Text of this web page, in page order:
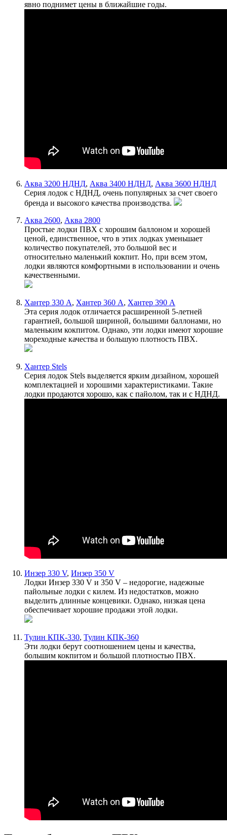
явно поднимет цены в ближайшие годы.
Аква 3200 НДНД, Аква 3400 НДНД, Аква 3600 НДНД
Серия лодок с НДНД, очень популярных за счет своего
бренда и высокого качества производства.
Аква 2600, Аква 2800
Простые лодки ПВХ с хорошим баллоном и хорошей
ценой, единственное, что в этих лодках уменьшает
количество покупателей, это большой вес и
относительно маленький кокпит. Но, при всем этом,
лодки являются комфортными в использовании и очень
качественными.
Хантер 330 А, Хантер 360 А, Хантер 390 А
Эта серия лодок отличается расширенной 5-летней
гарантией, большой шириной, большими баллонами, но
маленьким кокпитом. Однако, эти лодки имеют хорошие
мореходные качества и большую плотность ПВХ.
Хантер Stels
Серия лодок Stels выделяется ярким дизайном, хорошей
комплектацией и хорошими характеристиками. Такие
лодки продаются хорошо, как с пайолом, так и с НДНД.
Инзер 330 V, Инзер 350 V
Лодки Инзер 330 V и 350 V – недорогие, надежные
пайольные лодки с килем. Из недостатков, можно
выделить длинные концевики. Однако, низкая цена
обеспечивает хорошие продажи этой лодки.
Тулин КПК-330, Тулин КПК-360
Эти лодки берут соотношением цены и качества,
большим кокпитом и большой плотностью ПВХ.